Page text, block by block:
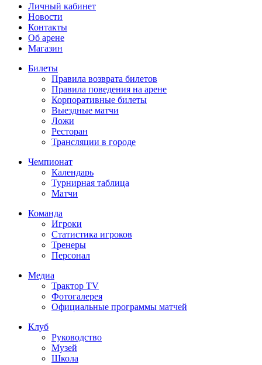
Личный кабинет
Новости
Контакты
Об арене
Магазин
Билеты
Правила возврата билетов
Правила поведения на арене
Корпоративные билеты
Выездные матчи
Ложи
Ресторан
Трансляции в городе
Чемпионат
Календарь
Турнирная таблица
Матчи
Команда
Игроки
Статистика игроков
Тренеры
Персонал
Медиа
Трактор TV
Фотогалерея
Официальные программы матчей
Клуб
Руководство
Музей
Школа